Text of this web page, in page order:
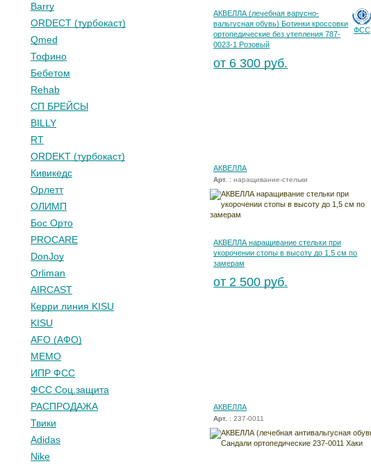
Barry
ORDECT (турбокаст)
Qmed
Тофино
Бебетом
Rehab
СП БРЕЙСЫ
BILLY
RT
ORDEKT (турбокаст)
Кивикедс
Орлетт
ОЛИМП
Бос Орто
PROCARE
DonJoy
Orliman
AIRCAST
Керри линия KISU
KISU
AFO (АФО)
МЕМО
ИПР ФСС
ФСС Соц.защита
РАСПРОДАЖА
Твики
Adidas
Nike
ФСС
АКВЕЛЛА (лечебная варусно-
вальгусная обувь) Ботинки кроссовки
ортопедические без утепления 787-
0023-1 Розовый
от 6 300 руб.
АКВЕЛЛА
Арт. : наращивание-стельки
АКВЕЛЛА наращивание стельки при
укорочении стопы в высоту до 1,5 см по
замерам
от 2 500 руб.
АКВЕЛЛА
Арт. : 237-0011